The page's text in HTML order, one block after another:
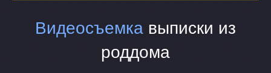
Видеосъемка выписки из
роддома